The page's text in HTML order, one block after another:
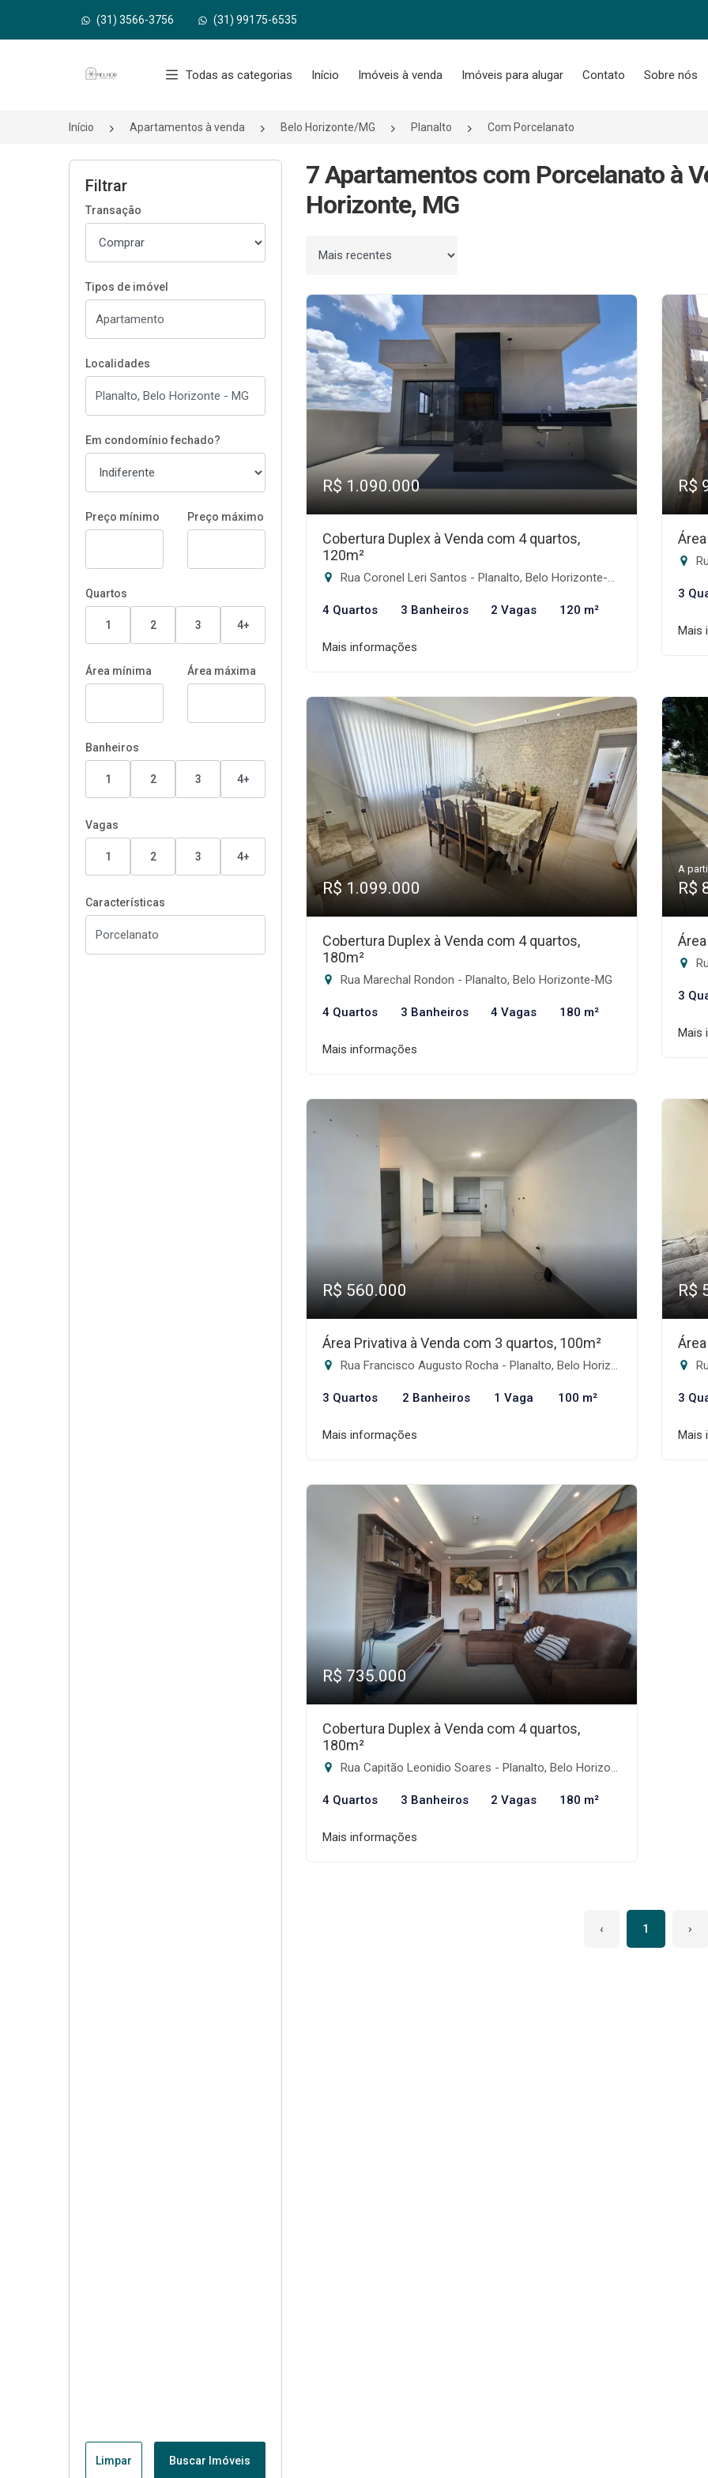
(31) 3566-3756 (31) 99175-6535
Página inicial
Todas as categorias Início Imóveis à venda Imóveis para alugar Contato Sobre nós
Início Apartamentos à venda Belo Horizonte/MG Planalto Com Porcelanato
Filtrar
Transação
Tipos de imóvel
Localidades
Em condomínio fechado?
Preço mínimo Preço máximo
Quartos
1 2 3 4+
Área mínima Área máxima
Banheiros
1 2 3 4+
Vagas
1 2 3 4+
Características
Limpar Buscar Imóveis
7 Apartamentos com Porcelanato à
Horizonte, MG
Ordenar por
R$ 1.090.000
Cobertura Duplex à Venda com 4 quartos,
120m²
Rua Coronel Leri Santos - Planalto, Belo Horizonte-MG
4 Quartos 3 Banheiros 2 Vagas 120 m²
Mais informações
R$
3
Mais
R$ 1.099.000
Cobertura Duplex à Venda com 4 quartos,
180m²
Rua Marechal Rondon - Planalto, Belo Horizonte-MG
4 Quartos 3 Banheiros 4 Vagas 180 m²
Mais informações
A
R$
3
Mais
R$ 560.000
Área Privativa à Venda com 3 quartos, 100m²
Rua Francisco Augusto Rocha - Planalto, Belo Horizonte-MG
3 Quartos 2 Banheiros 1 Vaga 100 m²
Mais informações
R$
3
Mais
R$ 735.000
Cobertura Duplex à Venda com 4 quartos,
180m²
Rua Capitão Leonidio Soares - Planalto, Belo Horizonte-MG
4 Quartos 3 Banheiros 2 Vagas 180 m²
Mais informações
‹ 1 ›